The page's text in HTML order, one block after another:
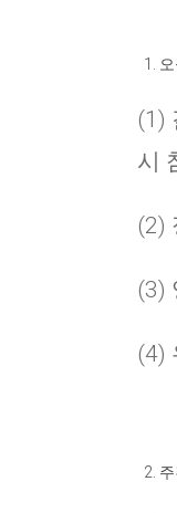
(1)
시
(2)
(3)
(4)